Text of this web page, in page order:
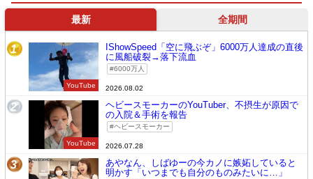
最新 全期間
1
YouTube
IShowSpeed「空に飛ぶぞ」6000万人達成の直後
に風船破裂→落下流血
6000万人
2026.08.02
2
YouTube
ヘビースモーカーのYouTuber、不摂生が原因で
の入院＆手術を報告
ヘビースモーカー
2026.07.28
3
あやなん、しばゆーの今カノに嫉妬していると
明かす「いつまでも自分のものみたいに…」